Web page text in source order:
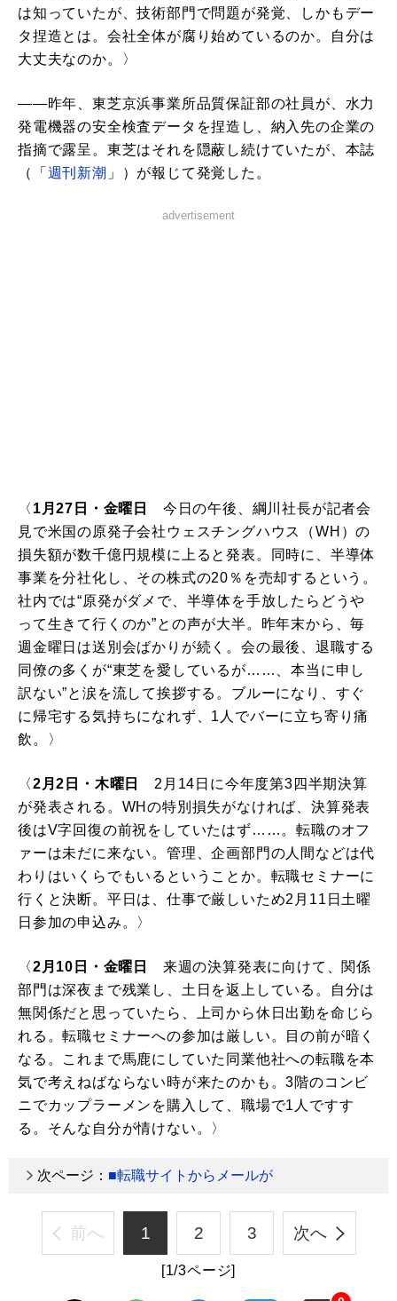
は知っていたが、技術部門で問題が発覚、しかもデー
タ捏造とは。会社全体が腐り始めているのか。自分は
大丈夫なのか。〉
――昨年、東芝京浜事業所品質保証部の社員が、水力
発電機器の安全検査データを捏造し、納入先の企業の
指摘で露呈。東芝はそれを隠蔽し続けていたが、本誌
（「 週刊新潮 」）が報じて発覚した。
advertisement
〈 1月27日・金曜日
今日の午後、綱川社長が記者会
見で米国の原発子会社ウェスチングハウス（WH）の
損失額が数千億円規模に上ると発表。同時に、半導体
事業を分社化し、その株式の20％を売却するという。
社内では“原発がダメで、半導体を手放したらどうや
って生きて行くのか”との声が大半。昨年末から、毎
週金曜日は送別会ばかりが続く。会の最後、退職する
同僚の多くが“東芝を愛しているが……、本当に申し
訳ない”と涙を流して挨拶する。ブルーになり、すぐ
に帰宅する気持ちになれず、1人でバーに立ち寄り痛
飲。〉
〈2月2日・木曜日
2月14日に今年度第3四半期決算
が発表される。WHの特別損失がなければ、決算発表
後はV字回復の前祝をしていたはず……。転職のオフ
ァーは未だに来ない。管理、企画部門の人間などは代
わりはいくらでもいるということか。転職セミナーに
行くと決断。平日は、仕事で厳しいため2月11日土曜
日参加の申込み。〉
〈2月10日・金曜日
来週の決算発表に向けて、関係
部門は深夜まで残業し、土日を返上している。自分は
無関係だと思っていたら、上司から休日出勤を命じら
れる。転職セミナーへの参加は厳しい。目の前が暗く
なる。これまで馬鹿にしていた同業他社への転職を本
気で考えねばならない時が来たのかも。3階のコンビ
ニでカップラーメンを購入して、職場で1人ですす
る。そんな自分が情けない。〉
次ページ： ■転職サイトからメールが
前へ 1 2 3 次へ
[1/3ページ]